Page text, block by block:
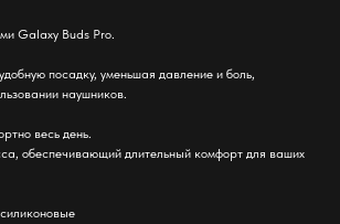
Galaxy Buds Pro.
посадку, уменьшая давление и боль,
наушников.
весь день.
обеспечивающий длительный комфорт для ваших